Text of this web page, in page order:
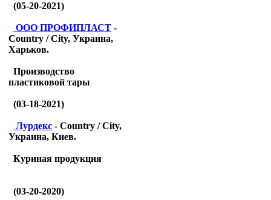
(05-20-2021)
ООО ПРОФИПЛАСТ -
Country / City, Украина,
Харьков.
Производство
пластиковой тары
(03-18-2021)
Лурдекс - Country / City,
Украина, Киев.
Куриная продукция
(03-20-2020)